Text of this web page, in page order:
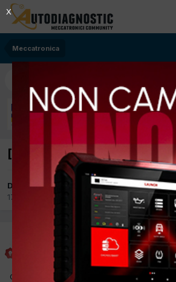
Meccatronica
[BMW X5] Problema cablaggi
Da attila9
17 Febbraio 2008
Meccatronica
attila9
Inviato 17 Febbraio 2008
Ciao a tutti,ho in officina una X5 a cui in
X